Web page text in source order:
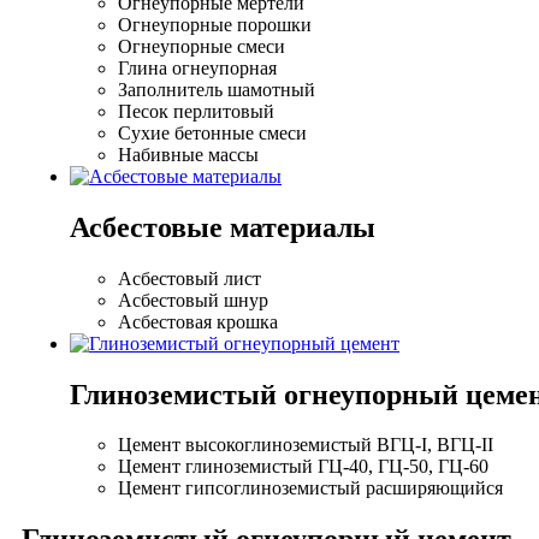
Огнеупорные порошки
Огнеупорные смеси
Глина огнеупорная
Заполнитель шамотный
Песок перлитовый
Сухие бетонные смеси
Набивные массы
Асбестовые материалы
Асбестовый лист
Асбестовый шнур
Асбестовая крошка
Глиноземистый огнеупорный
Цемент высокоглиноземистый ВГЦ-I, ВГЦ-II
Цемент глиноземистый ГЦ-40, ГЦ-50, ГЦ-60
Цемент гипсоглиноземистый расширяющийся